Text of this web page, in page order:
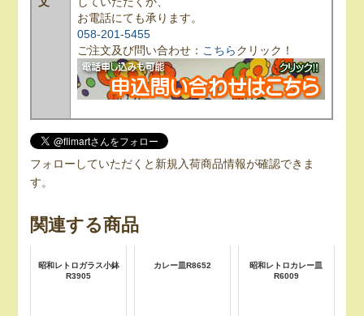
お電話にても承ります。
058-201-5455
ご注文及び問い合わせ： こちらクリック！
フォローしていただくと新規入荷商品情報が確認できま
す。
関連する商品
昭和レトロガラス小鉢
R3905
カレー皿R8652
昭和レトロカレー皿
R6009